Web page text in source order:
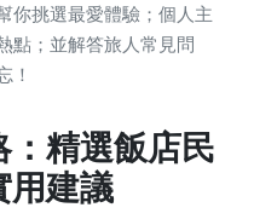
你挑選最愛體驗；個人主
點；並解答旅人常見問
！
：精選飯店民
用建議